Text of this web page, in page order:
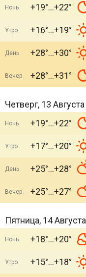
Ночь +19° +22°
Утро +16° +19°
День +28° +30°
Вечер +28° +31°
Четверг, 13 Августа
Ночь +19° +22°
Утро +17° +20°
День +25° +28°
Вечер +25° +27°
Пятница, 14 Августа
Ночь +18° +20°
Утро +15° +18°